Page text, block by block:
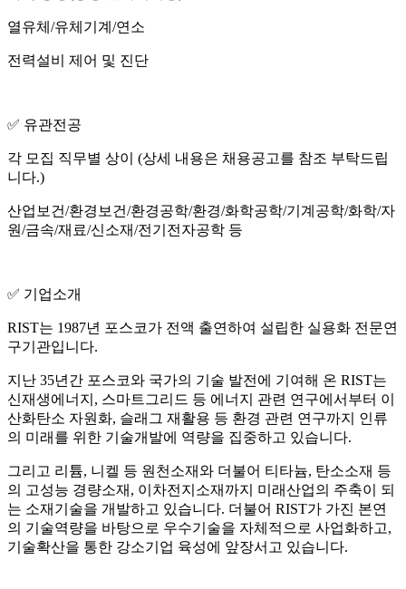
열유체/유체기계/연소
전력설비 제어 및 진단
✅ 유관전공
각 모집 직무별 상이 (상세 내용은 채용공고를 참조 부탁드립
니다.)
산업보건/환경보건/환경공학/환경/화학공학/기계공학/화학/자
원/금속/재료/신소재/전기전자공학 등
✅ 기업소개
RIST는 1987년 포스코가 전액 출연하여 설립한 실용화 전문연
구기관입니다.
지난 35년간 포스코와 국가의 기술 발전에 기여해 온 RIST는
신재생에너지, 스마트그리드 등 에너지 관련 연구에서부터 이
산화탄소 자원화, 슬래그 재활용 등 환경 관련 연구까지 인류
의 미래를 위한 기술개발에 역량을 집중하고 있습니다.
그리고 리튬, 니켈 등 원천소재와 더불어 티타늄, 탄소소재 등
의 고성능 경량소재, 이차전지소재까지 미래산업의 주축이 되
는 소재기술을 개발하고 있습니다. 더불어 RIST가 가진 본연
의 기술역량을 바탕으로 우수기술을 자체적으로 사업화하고,
기술확산을 통한 강소기업 육성에 앞장서고 있습니다.